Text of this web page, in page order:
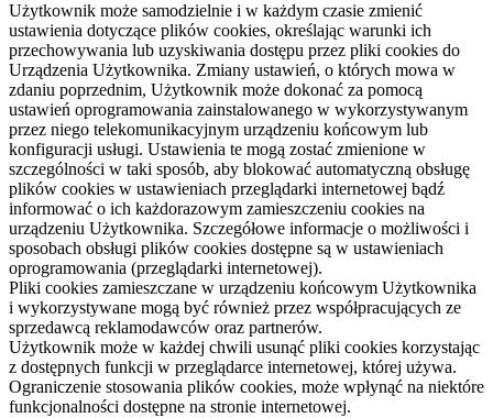
Użytkownik może samodzielnie i w każdym czasie zmienić
ustawienia dotyczące plików cookies, określając warunki ich
przechowywania lub uzyskiwania dostępu przez pliki cookies do
Urządzenia Użytkownika. Zmiany ustawień, o których mowa w
zdaniu poprzednim, Użytkownik może dokonać za pomocą
ustawień oprogramowania zainstalowanego w wykorzystywanym
przez niego telekomunikacyjnym urządzeniu końcowym lub
konfiguracji usługi. Ustawienia te mogą zostać zmienione w
szczególności w taki sposób, aby blokować automatyczną obsługę
plików cookies w ustawieniach przeglądarki internetowej bądź
informować o ich każdorazowym zamieszczeniu cookies na
urządzeniu Użytkownika. Szczegółowe informacje o możliwości i
sposobach obsługi plików cookies dostępne są w ustawieniach
oprogramowania (przeglądarki internetowej).
Pliki cookies zamieszczane w urządzeniu końcowym Użytkownika
i wykorzystywane mogą być również przez współpracujących ze
sprzedawcą reklamodawców oraz partnerów.
Użytkownik może w każdej chwili usunąć pliki cookies korzystając
z dostępnych funkcji w przeglądarce internetowej, której używa.
Ograniczenie stosowania plików cookies, może wpłynąć na niektóre
funkcjonalności dostępne na stronie internetowej.